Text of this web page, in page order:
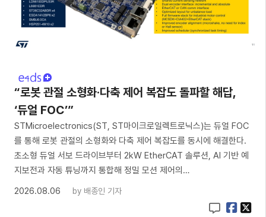
“로봇 관절 소형화·다축 제어 복잡도 돌파할 해답,
‘듀얼 FOC’”
STMicroelectronics(ST, ST마이크로일렉트로닉스)는 듀얼 FOC
를 통해 로봇 관절의 소형화와 다축 제어 복잡도를 동시에 해결한다.
초소형 듀얼 서보 드라이브부터 2kW EtherCAT 솔루션, AI 기반 예
지보전과 자동 튜닝까지 통합해 정밀 모션 제어의…
2026.08.06
by 배종인 기자